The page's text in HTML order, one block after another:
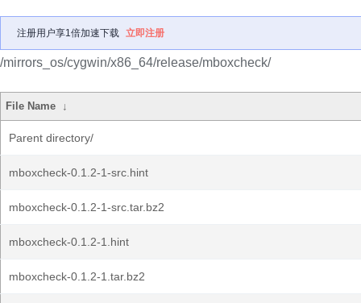
注册用户享1倍加速下载 立即注册
/mirrors_os/cygwin/x86_64/release/mboxcheck/
File Name ↓
Parent directory/
mboxcheck-0.1.2-1-src.hint
mboxcheck-0.1.2-1-src.tar.bz2
mboxcheck-0.1.2-1.hint
mboxcheck-0.1.2-1.tar.bz2